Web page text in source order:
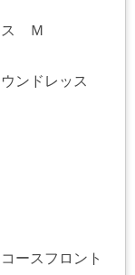
ス Ｍ
ンドレッス
ースフロント